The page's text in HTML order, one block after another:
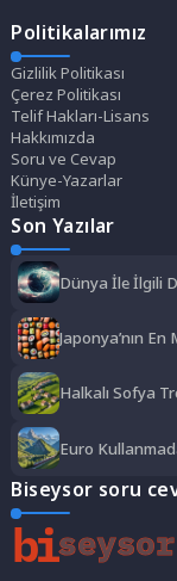
Politikalarımız
Gizlilik Politikası
Çerez Politikası
Telif Hakları-Lisans
Hakkımızda
Soru ve Cevap
Künye-Yazarlar
İletişim
Son Yazılar
Dünya İle İlgili
Japonya’nın En
Halkalı Sofya
Euro
Biseysor soru